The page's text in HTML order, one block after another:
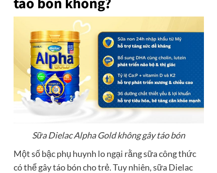
Sữa Dielac Alpha Gold không gây táo bón
Một số bậc phụ huynh lo ngại rằng sữa công thức
có thể gây táo bón cho trẻ. Tuy nhiên, sữa Dielac